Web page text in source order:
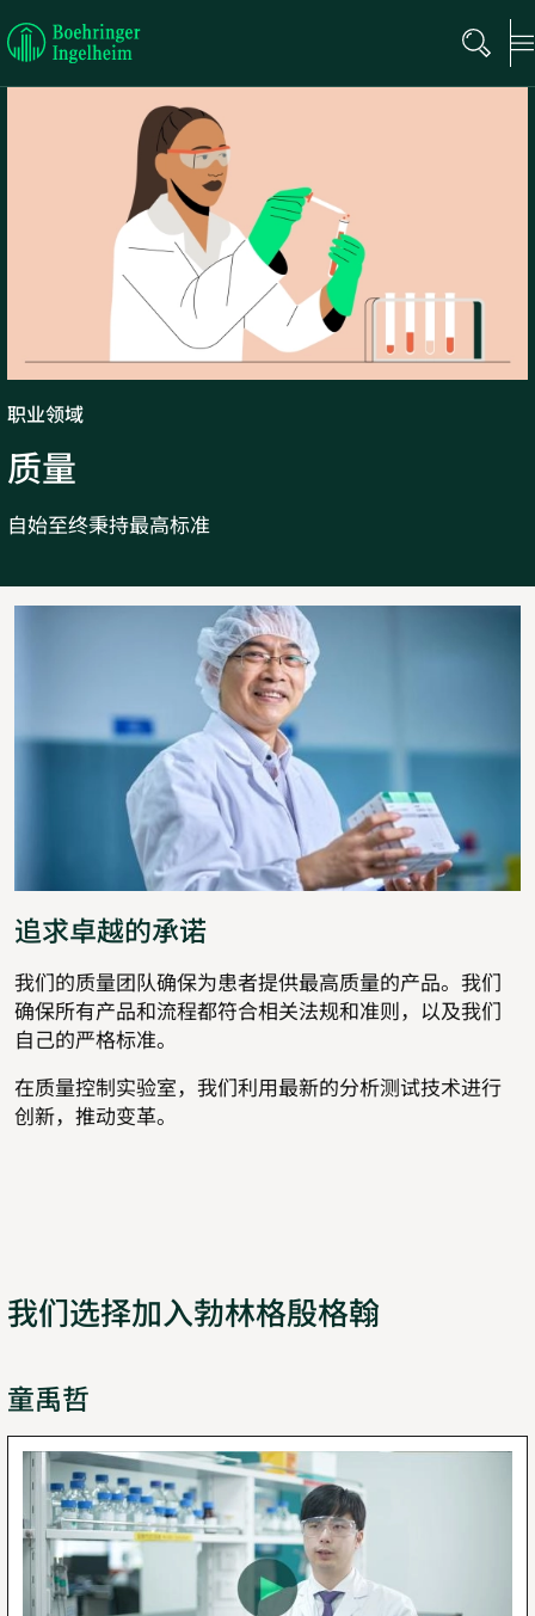
Boehringer
Ingelheim
职业领域
质量
自始至终秉持最高标准
追求卓越的承诺
我们的质量团队确保为患者提供最高质量的产品。我们
确保所有产品和流程都符合相关法规和准则，以及我们
自己的严格标准。
在质量控制实验室，我们利用最新的分析测试技术进行
创新，推动变革。
我们选择加入勃林格殷格翰
童禹哲